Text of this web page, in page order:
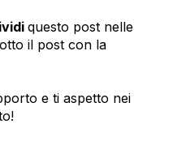
questo post nelle
il post con la
e ti aspetto nei